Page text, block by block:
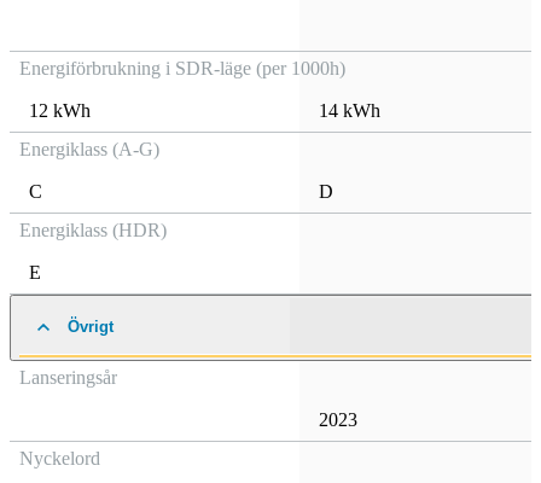
Energiförbrukning i SDR-läge (per 1000h)
12 kWh
14 kWh
Energiklass (A-G)
C
D
Energiklass (HDR)
E
Övrigt
Lanseringsår
2023
Nyckelord